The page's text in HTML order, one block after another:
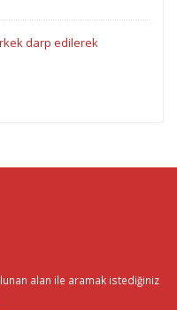
darp edilerek
alan ile aramak istediğiniz